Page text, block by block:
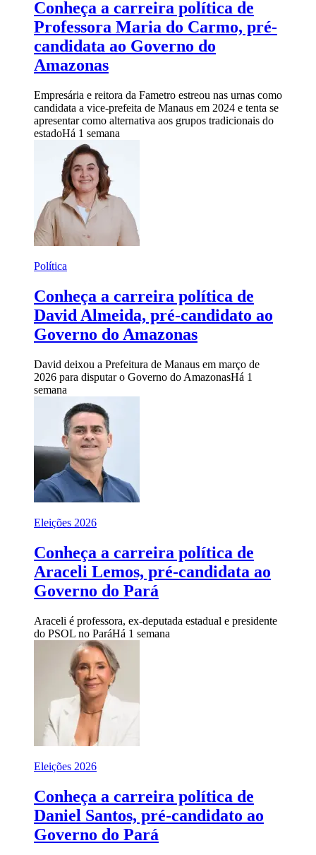
Conheça a carreira política de
Professora Maria do Carmo, pré-
candidata ao Governo do
Amazonas
Empresária e reitora da Fametro estreou nas urnas como
candidata a vice-prefeita de Manaus em 2024 e tenta se
apresentar como alternativa aos grupos tradicionais do
estadoHá 1 semana
Política
Conheça a carreira política de
David Almeida, pré-candidato ao
Governo do Amazonas
David deixou a Prefeitura de Manaus em março de
2026 para disputar o Governo do AmazonasHá 1
semana
Eleições 2026
Conheça a carreira política de
Araceli Lemos, pré-candidata ao
Governo do Pará
Araceli é professora, ex-deputada estadual e presidente
do PSOL no ParáHá 1 semana
Eleições 2026
Conheça a carreira política de
Daniel Santos, pré-candidato ao
Governo do Pará